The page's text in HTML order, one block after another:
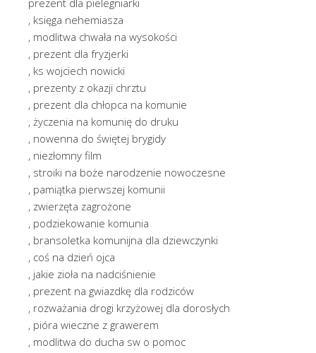
, księga nehemiasza
, modlitwa chwała na wysokości
, prezent dla fryzjerki
, ks wojciech nowicki
, prezenty z okazji chrztu
, prezent dla chłopca na komunie
, życzenia na komunię do druku
, nowenna do świętej brygidy
, niezłomny film
, stroiki na boże narodzenie nowoczesne
, pamiątka pierwszej komunii
, zwierzęta zagrożone
, podziekowanie komunia
, bransoletka komunijna dla dziewczynki
, coś na dzień ojca
, jakie zioła na nadciśnienie
, prezent na gwiazdkę dla rodziców
, rozważania drogi krzyżowej dla dorosłych
, pióra wieczne z grawerem
, modlitwa do ducha sw o pomoc